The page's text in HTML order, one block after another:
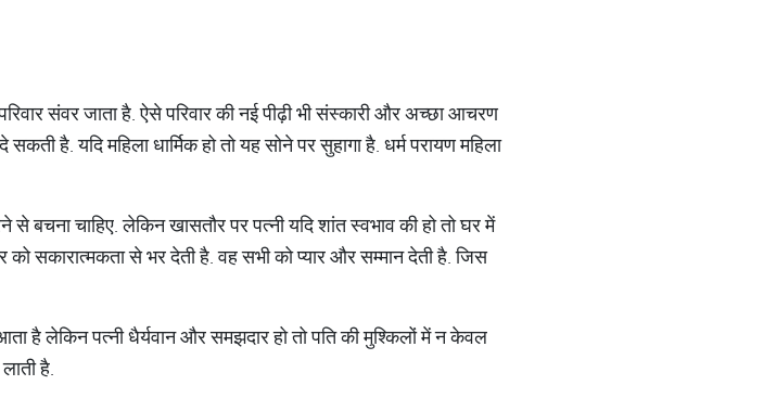
परिवार संवर जाता है. ऐसे परिवार की नई पीढ़ी भी संस्‍कारी और अच्‍छा आचरण
है. यदि महिला धार्मिक हो तो यह सोने पर सुहागा है. धर्म परायण महिला
बचना चाहिए. लेकिन खासतौर पर पत्‍नी यदि शांत स्‍वभाव की हो तो घर में
सकारात्‍मकता से भर देती है. वह सभी को प्‍यार और सम्‍मान देती है. जिस
है लेकिन पत्‍नी धैर्यवान और समझदार हो तो पति की मुश्किलों में न केवल
है.